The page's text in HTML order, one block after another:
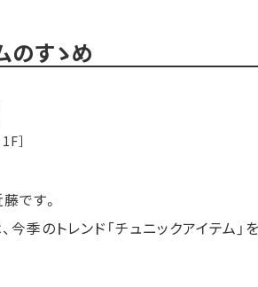
のすゝめ
］
です。
今季のトレンド「チュニックアイテム」